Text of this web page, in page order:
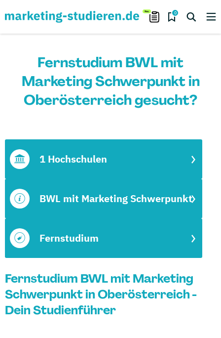
0
Fernstudium BWL mit
Marketing Schwerpunkt in
Oberösterreich gesucht?
Fernstudium
BWL mit Marketing Schwerpunkt
1 Hochschulen
Fernstudium BWL mit Marketing
Schwerpunkt in Oberösterreich -
Dein Studienführer